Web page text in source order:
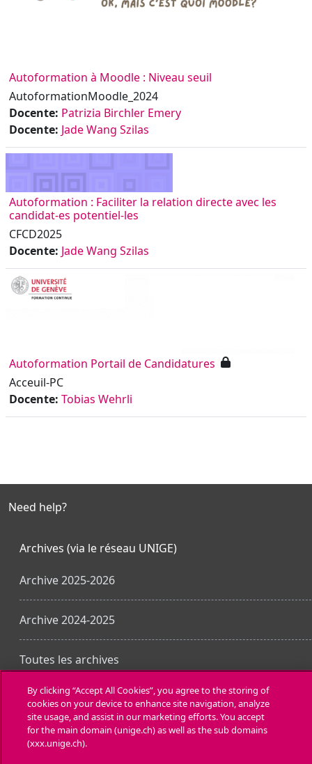
Autoformation à Moodle : Niveau seuil
AutoformationMoodle_2024
Docente: Patrizia Birchler Emery
Docente: Jade Wang Szilas
Autoformation : Faciliter la relation directe avec les
candidat-es potentiel-les
CFCD2025
Docente: Jade Wang Szilas
Autoformation Portail de Candidatures
Acceuil-PC
Docente: Tobias Wehrli
Need help?
Archives (via le réseau UNIGE)
Archive 2025-2026
Archive 2024-2025
Toutes les archives
Ottieni l'app mobile
By clicking “Accept All Cookies”, you agree to the storing of
cookies on your device to enhance site navigation, analyze
site usage, and assist in our marketing efforts. You accept
for the main domain (unige.ch) as well as the sub domains
(xxx.unige.ch).